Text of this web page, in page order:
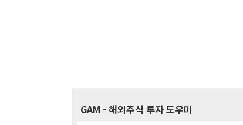
GAM - 해외주식 투자 도우미